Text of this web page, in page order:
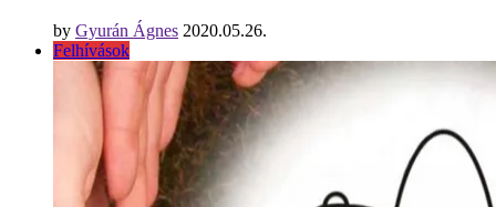
by Gyurán Ágnes 2020.05.26.
Felhívások